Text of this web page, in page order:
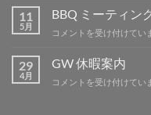
休
は
11
5月
BBQ ミーティ
BBQ
ー
ィ
コメントを受け付けてい
29
4月
GW 休暇案内
GW
コメントを受け付けてい